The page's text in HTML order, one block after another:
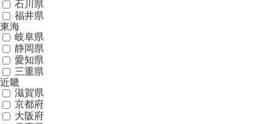
石川県
福井県
東海
岐阜県
静岡県
愛知県
三重県
近畿
滋賀県
京都府
大阪府